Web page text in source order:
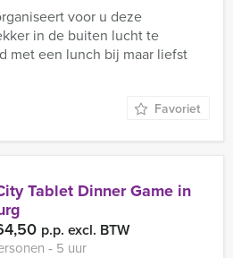
voor u deze
in de buiten lucht te
met een lunch bij maar liefst
Favoriet
Tablet Dinner Game in
p.p. excl. BTW
‐ 5 uur